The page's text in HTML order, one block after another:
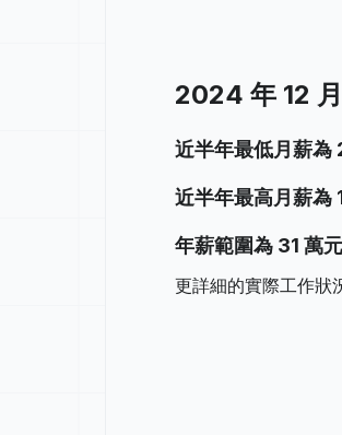
2024 年 12
近半年最低月薪為
近半年最高月薪為
年薪範圍為 31 萬
更詳細的實際工作狀